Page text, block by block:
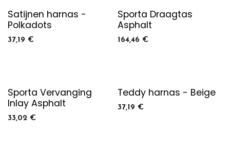
Satijnen harnas -
Polkadots
37,19 €
Sporta Draagtas
Asphalt
164,46 €
Sporta Vervanging
Inlay Asphalt
33,02 €
Teddy harnas - Beige
37,19 €